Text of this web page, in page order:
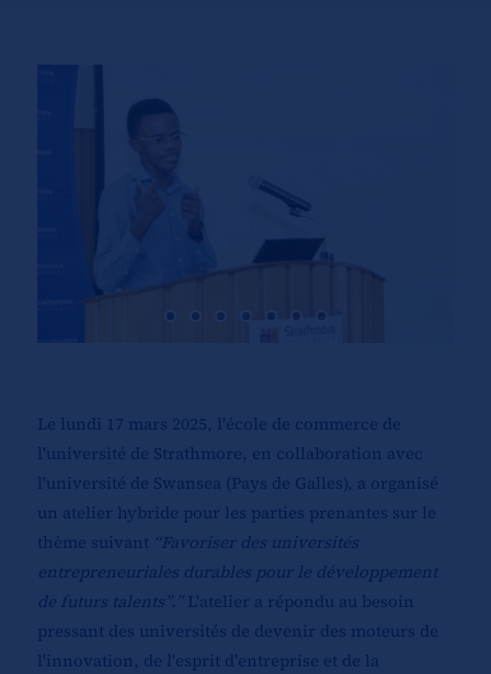
Le lundi 17 mars 2025, l'école de commerce de
l'université de Strathmore, en collaboration avec
l'université de Swansea (Pays de Galles), a organisé
un atelier hybride pour les parties prenantes sur le
thème suivant “Favoriser des universités
entrepreneuriales durables pour le développement
de futurs talents”.”L'atelier a répondu au besoin
pressant des universités de devenir des moteurs de
l'innovation, de l'esprit d'entreprise et de la